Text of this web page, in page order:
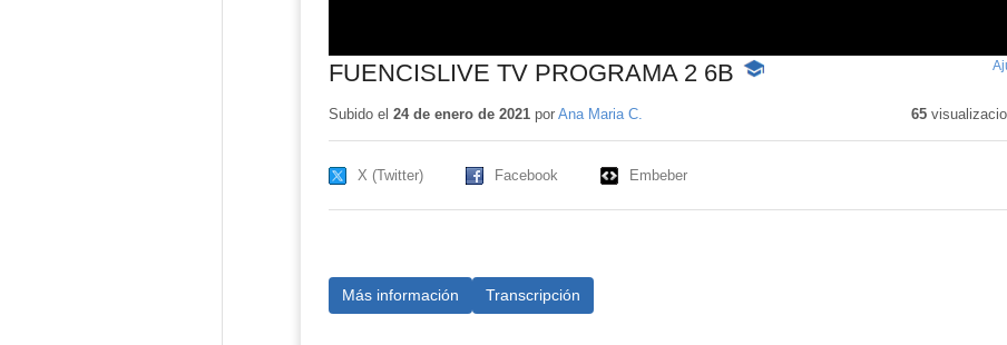
FUENCISLIVE TV PROGRAMA 2 6B
-
Subido el 24 de enero de 2021por Ana Maria C. 65
X (Twitter) Facebook Embeber
Más información Transcripción